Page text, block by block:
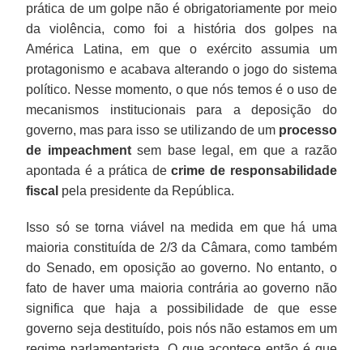
prática de um golpe não é obrigatoriamente por meio
da violência, como foi a história dos golpes na
América Latina, em que o exército assumia um
protagonismo e acabava alterando o jogo do sistema
político. Nesse momento, o que nós temos é o uso de
mecanismos institucionais para a deposição do
governo, mas para isso se utilizando de um processo
de impeachmentsem base legal, em que a razão
apontada é a prática decrime de responsabilidade
fiscal pela presidente da República.
Isso só se torna viável na medida em que há uma
maioria constituída de 2/3 da Câmara, como também
do Senado, em oposição ao governo. No entanto, o
fato de haver uma maioria contrária ao governo não
significa que haja a possibilidade de que esse
governo seja destituído, pois nós não estamos em um